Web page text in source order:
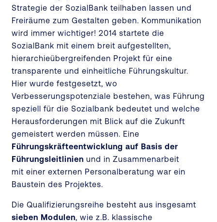
Strategie der SozialBank teilhaben lassen und
Freiräume zum Gestalten geben. Kommunikation
wird immer wichtiger! 2014 startete die
SozialBank mit einem breit aufgestellten,
hierarchieübergreifenden Projekt für eine
transparente und einheitliche Führungskultur.
Hier wurde festgesetzt, wo
Verbesserungspotenziale bestehen, was Führung
speziell für die Sozialbank bedeutet und welche
Herausforderungen mit Blick auf die Zukunft
gemeistert werden müssen. Eine
Führungskräfteentwicklung auf Basis der
Führungsleitlinien und in Zusammenarbeit
mit einer externen Personalberatung war ein
Baustein des Projektes.
Die Qualifizierungsreihe besteht aus insgesamt
sieben Modulen, wie z.B. klassische